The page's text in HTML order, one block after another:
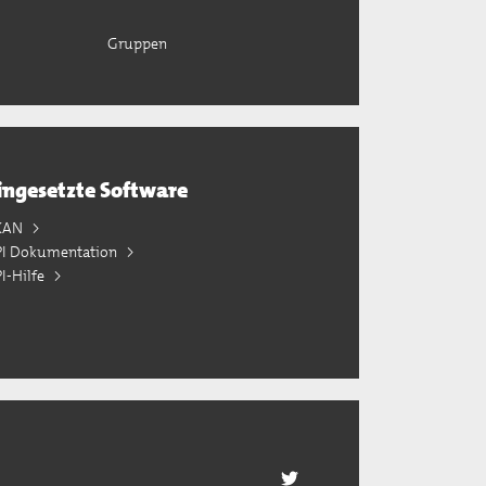
Gruppen
Software
Dokumentation
Hilfe